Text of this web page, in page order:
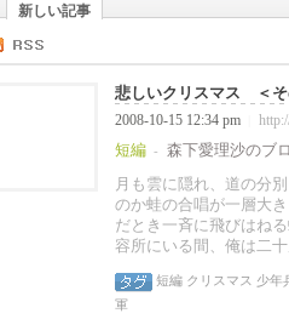
新しい記事
悲しいクリスマス ＜そ
2008-10-15 12:34 pm
短編 -
森下愛理沙のブ
月も雲に隠れ、道の分
のか蛙の合唱が一層大
だとき一斉に飛びはね
容所にいる間、俺は二
短編 クリスマス 少年
軍